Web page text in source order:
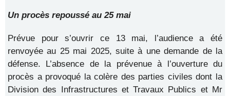
Un procès repoussé au 25 mai
Prévue pour s’ouvrir ce 13 mai, l’audience a été
renvoyée au 25 mai 2025, suite à une demande de la
défense. L’absence de la prévenue à l’ouverture du
procès a provoqué la colère des parties civiles dont la
Division des Infrastructures et Travaux Publics et Mr